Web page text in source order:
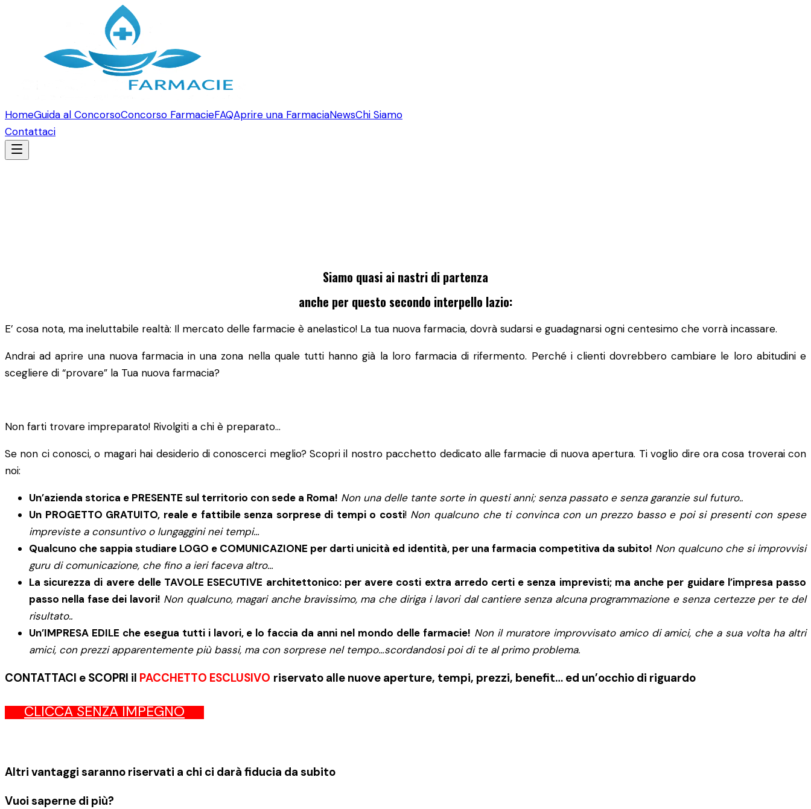
HomeGuida al ConcorsoConcorso FarmacieFAQAprire una FarmaciaNewsChi Siamo
Contattaci
Siamo quasi ai nastri di partenza
anche per questo secondo interpello lazio:
E’ cosa nota, ma ineluttabile realtà: Il mercato delle farmacie è anelastico! La tua nuova farmacia, dovrà sudarsi e guadagnarsi ogni centesimo che vorrà incassare.
Andrai ad aprire una nuova farmacia in una zona nella quale tutti hanno già la loro farmacia di rifermento. Perché i clienti dovrebbero cambiare le loro abitudini e
scegliere di “provare” la Tua nuova farmacia?
Non farti trovare impreparato! Rivolgiti a chi è preparato…
Se non ci conosci, o magari hai desiderio di conoscerci meglio? Scopri il nostro pacchetto dedicato alle farmacie di nuova apertura. Ti voglio dire ora cosa troverai con
noi:
Un’azienda storica e PRESENTE sul territorio con sede a Roma! Non una delle tante sorte in questi anni; senza passato e senza garanzie sul futuro..
Un PROGETTO GRATUITO, reale e fattibile senza sorprese di tempi o costi! Non qualcuno che ti convinca con un prezzo basso e poi si presenti con spese
impreviste a consuntivo o lungaggini nei tempi…
Qualcuno che sappia studiare LOGO e COMUNICAZIONE per darti unicità ed identità, per una farmacia competitiva da subito! Non qualcuno che si improvvisi
guru di comunicazione, che fino a ieri faceva altro…
La sicurezza di avere delle TAVOLE ESECUTIVE architettonico: per avere costi extra arredo certi e senza imprevisti; ma anche per guidare l’impresa passo
passo nella fase dei lavori! Non qualcuno, magari anche bravissimo, ma che diriga i lavori dal cantiere senza alcuna programmazione e senza certezze per te del
risultato..
Un’IMPRESA EDILE che esegua tutti i lavori, e lo faccia da anni nel mondo delle farmacie! Non il muratore improvvisato amico di amici, che a sua volta ha altri
amici, con prezzi apparentemente più bassi, ma con sorprese nel tempo…scordandosi poi di te al primo problema.
CONTATTACI e SCOPRI il PACCHETTO ESCLUSIVO riservato alle nuove aperture, tempi, prezzi, benefit… ed un’occhio di riguardo
CLICCA SENZA IMPEGNO
Altri vantaggi saranno riservati a chi ci darà fiducia da subito
Vuoi saperne di più?